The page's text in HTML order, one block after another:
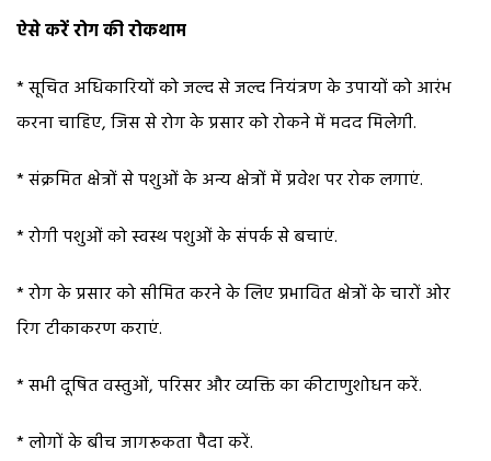
ऐसे करें रोग की रोकथाम
* सूचित अधिकारियों को जल्द से जल्द नियंत्रण के उपायों को आरंभ
करना चाहिए, जिस से रोग के प्रसार को रोकने में मदद मिलेगी.
* संक्रमित क्षेत्रों से पशुओं के अन्य क्षेत्रों में प्रवेश पर रोक लगाएं.
* रोगी पशुओं को स्वस्थ पशुओं के संपर्क से बचाएं.
* रोग के प्रसार को सीमित करने के लिए प्रभावित क्षेत्रों के चारों ओर
रिग टीकाकरण कराएं.
* सभी दूषित वस्तुओं, परिसर और व्यक्ति का कीटाणुशोधन करें.
* लोगों के बीच जागरूकता पैदा करें.